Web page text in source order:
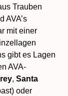
Trauben
AVA’s
mit einer
gibt es Lagen
AVA-
, Santa
oder